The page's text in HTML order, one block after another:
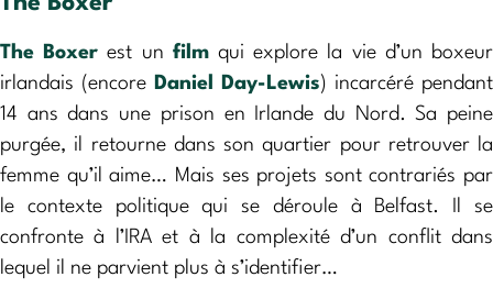
The Boxer est un filmqui explore la vie d’un boxeur
irlandais (encore Daniel Day-Lewis) incarcéré pendant
14 ans dans une prison en Irlande du Nord. Sa peine
purgée, il retourne dans son quartier pour retrouver la
femme qu’il aime… Mais ses projets sont contrariés par
le contexte politique qui se déroule à Belfast. Il se
confronte à l’IRA et à la complexité d’un conflit dans
lequel il ne parvient plus à s’identifier…